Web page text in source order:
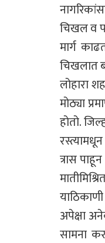
चिखल व
मार्ग
चिखलात
लोहारा
मोठ्या
होतो.
त्रास
अपेक्षा
सामना